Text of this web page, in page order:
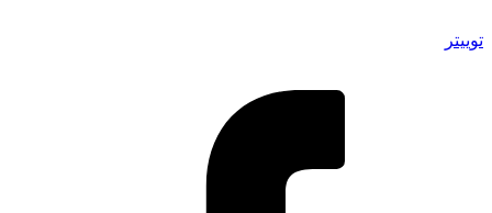
توییتر